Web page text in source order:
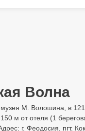
Волна
М. Волошина, в
м от отеля (1
г. Феодосия, пгт.